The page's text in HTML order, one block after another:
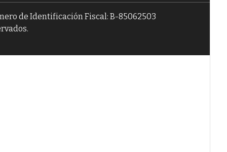
de Identificación Fiscal: B-85062503